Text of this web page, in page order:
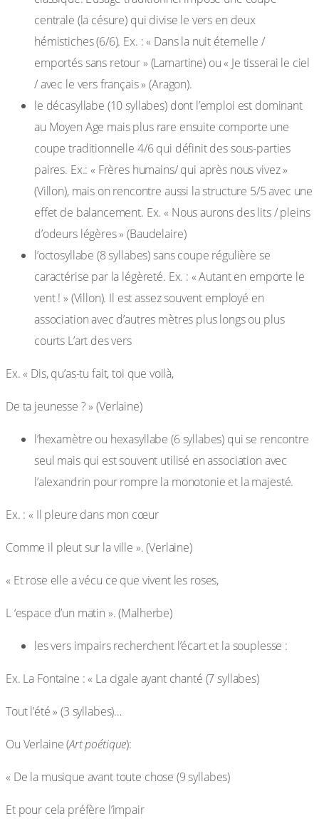
centrale (la césure) qui divise le vers en deux
hémistiches (6/6). Ex. : « Dans la nuit éternelle /
emportés sans retour » (Lamartine) ou « Je tisserai le ciel
/ avec le vers français » (Aragon).
le décasyllabe (10 syllabes) dont l’emploi est dominant
au Moyen Age mais plus rare ensuite comporte une
coupe traditionnelle 4/6 qui définit des sous-parties
paires. Ex.: « Frères humains/ qui après nous vivez »
(Villon), mais on rencontre aussi la structure 5/5 avec une
effet de balancement. Ex. « Nous aurons des lits / pleins
d’odeurs légères » (Baudelaire)
l’octosyllabe (8 syllabes) sans coupe régulière se
caractérise par la légèreté. Ex. : « Autant en emporte le
vent ! » (Villon). Il est assez souvent employé en
association avec d’autres mètres plus longs ou plus
courts L’art des vers
Ex. « Dis, qu’as-tu fait, toi que voilà,
De ta jeunesse ? » (Verlaine)
l’hexamètre ou hexasyllabe (6 syllabes) qui se rencontre
seul mais qui est souvent utilisé en association avec
l’alexandrin pour rompre la monotonie et la majesté.
Ex. : « Il pleure dans mon cœur
Comme il pleut sur la ville ». (Verlaine)
« Et rose elle a vécu ce que vivent les roses,
L ‘espace d’un matin ». (Malherbe)
les vers impairs recherchent l’écart et la souplesse :
Ex. La Fontaine : « La cigale ayant chanté (7 syllabes)
Tout l’été » (3 syllabes)…
Ou Verlaine (Art poétique):
« De la musique avant toute chose (9 syllabes)
Et pour cela préfère l’impair